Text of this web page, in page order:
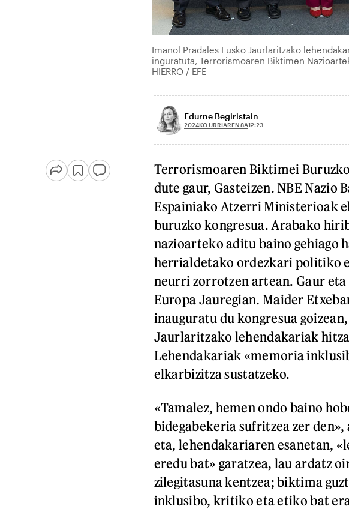
Imanol Pradales Eusko Jaurlaritzako
inguratuta, Terrorismoaren Biktimen
HIERRO / EFE
Edurne Begiristain
2024KO URRIAREN 8A12:23
Terrorismoaren Biktimei
dute gaur, Gasteizen. NBE Nazio
Espainiako Atzerri Ministerioak
buruzko kongresua. Arabako
nazioarteko aditu baino gehiago
herrialdetako ordezkari politiko
neurri zorrotzen artean. Gaur
Europa Jauregian. Maider
inauguratu du kongresua
Jaurlaritzako lehendakariak
Lehendakariak «memoria
elkarbizitza sustatzeko.
«Tamalez, hemen ondo baino
bidegabekeria sufritzea zer
eta, lehendakariaren esanetan,
eredu bat» garatzea, lau ardatz
zilegitasuna kentzea; biktima
inklusibo, kritiko eta etiko bat